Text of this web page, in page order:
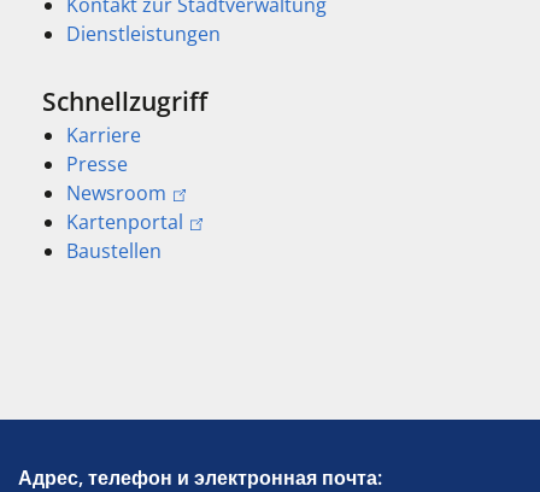
Dienstleistungen
Schnellzugriff
Karriere
Presse
Newsroom
Kartenportal
Baustellen
Адрес, телефон и электронная почта: